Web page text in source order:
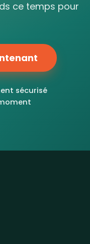
ce temps pour
sécurisé